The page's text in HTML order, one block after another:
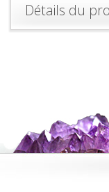
Détails du